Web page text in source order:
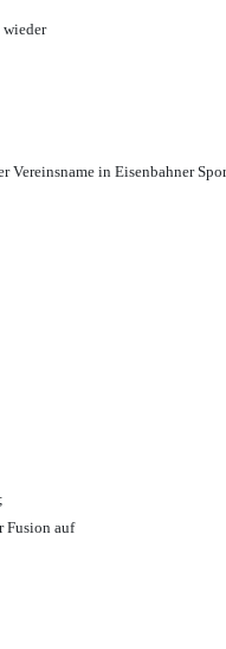
wieder
Vereinsname in Eisenbahner
Fusion auf